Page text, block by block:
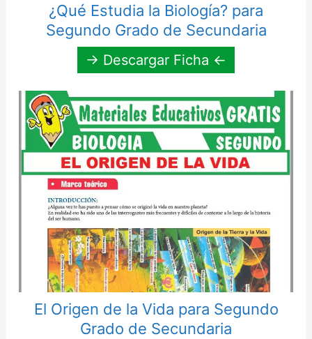
¿Qué Estudia la Biología? para
Segundo Grado de Secundaria
→ Descargar Ficha ←
El Origen de la Vida para Segundo
Grado de Secundaria